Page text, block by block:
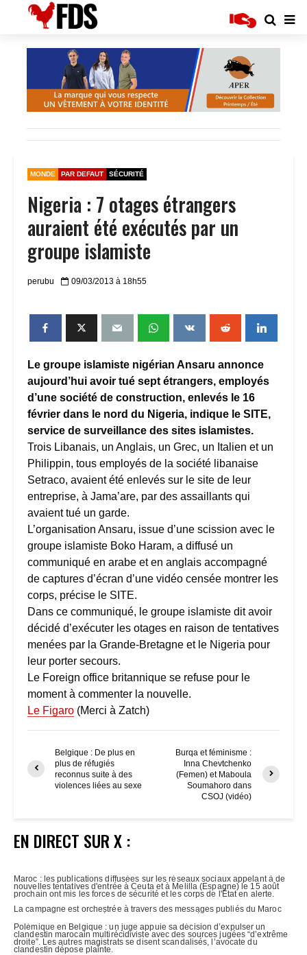
MONDE PAR DEFAUT SÉCURITÉ
Nigeria : 7 otages étrangers
auraient été exécutés par un
groupe islamiste
perubu 09/03/2013 à 18h55
Le groupe islamiste nigérian Ansaru annonce
aujourd’hui avoir tué sept étrangers, employés
d’une société de construction, enlevés le 16
février dans le nord du Nigeria, indique le SITE,
service de surveillance des sites islamistes.
Trois Libanais, un Anglais, un Grec, un Italien et un
Philippin, tous employés de la société libanaise
Setraco, avaient été enlevés sur le site de leur
entreprise, à Jama’are, par des assaillants qui
avaient tué un garde.
L’organisation Ansaru, issue d’une scission avec le
groupe islamiste Boko Haram, a diffusé un
communiqué en arabe et en anglais accompagné
de captures d’écran d’une vidéo censée montrer les
corps, précise le SITE.
Dans ce communiqué, le groupe islamiste dit avoir
décidé d’exécuter les otages en raison de tentatives
menées par la Grande-Bretagne et le Nigeria pour
leur porter secours.
Le Foreign office britannique se refuse pour le
moment à commenter la nouvelle.
Le Figaro (Merci à Zatch)
Belgique : De plus en
plus de réfugiés
reconnus suite à des
violences liées au sexe
Burqa et féminisme :
Inna Chevtchenko
(Femen) et Maboula
Soumahoro dans
CSOJ (vidéo)
EN DIRECT SUR X :